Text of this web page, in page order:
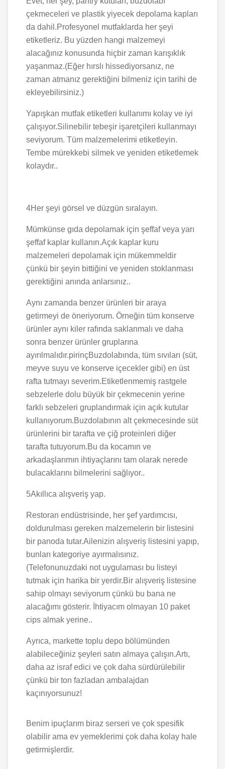
çekmeceleri ve plastik yiyecek depolama kapları
da dahil.Profesyonel mutfaklarda her şeyi
etiketleriz. Bu yüzden hangi malzemeyi
alacağınız konusunda hiçbir zaman karışıklık
yaşanmaz.(Eğer hırslı hissediyorsanız, ne
zaman atmanız gerektiğini bilmeniz için tarihi de
ekleyebilirsiniz.)
Yapışkan mutfak etiketleri kullanımı kolay ve iyi
çalışıyor.Silinebilir tebeşir işaretçileri kullanmayı
seviyorum. Tüm malzemelerimi etiketleyin.
Tembe mürekkebi silmek ve yeniden etiketlemek
kolaydır..
4Her şeyi görsel ve düzgün sıralayın.
Mümkünse gıda depolamak için şeffaf veya yarı
şeffaf kaplar kullanın.Açık kaplar kuru
malzemeleri depolamak için mükemmeldir
çünkü bir şeyin bittiğini ve yeniden stoklanması
gerektiğini anında anlarsınız..
Aynı zamanda benzer ürünleri bir araya
getirmeyi de öneriyorum. Örneğin tüm konserve
ürünler aynı kiler rafında saklanmalı ve daha
sonra benzer ürünler gruplarına
ayırılmalıdır.pirinçBuzdolabında, tüm sıvıları (süt,
meyve suyu ve konserve içecekler gibi) en üst
rafta tutmayı severim.Etiketlenmemiş rastgele
sebzelerle dolu büyük bir çekmecenin yerine
farklı sebzeleri gruplandırmak için açık kutular
kullanıyorum.Buzdolabının alt çekmecesinde süt
ürünlerini bir tarafta ve çiğ proteinleri diğer
tarafta tutuyorum.Bu da kocamın ve
arkadaşlarımın ihtiyaçlarını tam olarak nerede
bulacaklarını bilmelerini sağlıyor..
5Akıllıca alışveriş yap.
Restoran endüstrisinde, her şef yardımcısı,
doldurulması gereken malzemelerin bir listesini
bir panoda tutar.Ailenizin alışveriş listesini yapıp,
bunları kategoriye ayırmalısınız.
(Telefonunuzdaki not uygulaması bu listeyi
tutmak için harika bir yerdir.Bir alışveriş listesine
sahip olmayı seviyorum çünkü bu bana ne
alacağımı gösterir. İhtiyacım olmayan 10 paket
cips almak yerine..
Ayrıca, markette toplu depo bölümünden
alabileceğiniz şeyleri satın almaya çalışın.Artı,
daha az israf edici ve çok daha sürdürülebilir
çünkü bir ton fazladan ambalajdan
kaçınıyorsunuz!
Benim ipuçlarım biraz serseri ve çok spesifik
olabilir ama ev yemeklerimi çok daha kolay hale
getirmişlerdir.